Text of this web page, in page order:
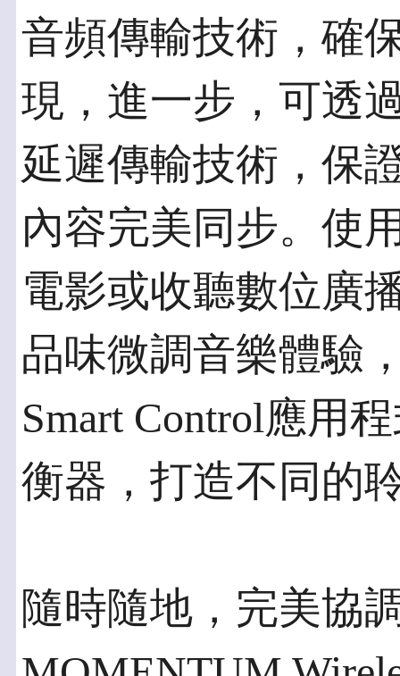
音頻傳輸技術，確
現，進一步，可透
延遲傳輸技術，保
內容完美同步。使
電影或收聽數位廣
品味微調音樂體驗
Smart Control應用
衡器，打造不同的
隨時隨地，完美協